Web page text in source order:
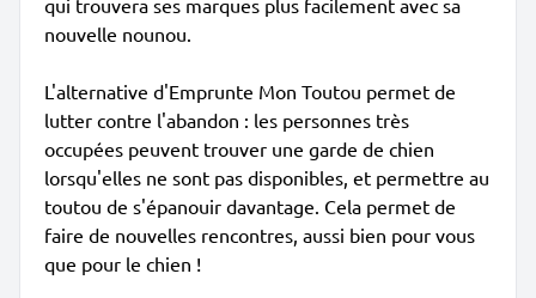
qui trouvera ses marques plus facilement avec sa
nouvelle nounou.
L'alternative d'Emprunte Mon Toutou permet de
lutter contre l'abandon : les personnes très
occupées peuvent trouver une garde de chien
lorsqu'elles ne sont pas disponibles, et permettre au
toutou de s'épanouir davantage. Cela permet de
faire de nouvelles rencontres, aussi bien pour vous
que pour le chien !